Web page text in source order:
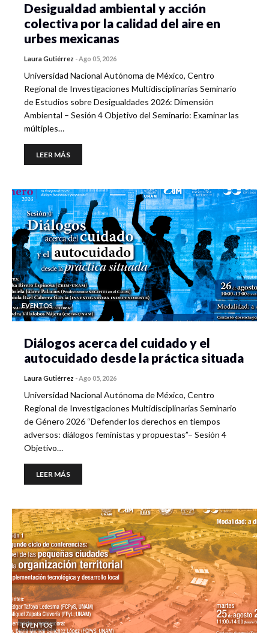
Desigualdad ambiental y acción
colectiva por la calidad del aire en
urbes mexicanas
Laura Gutiérrez -Ago 05, 2026
Universidad Nacional Autónoma de México, Centro
Regional de Investigaciones Multidisciplinarias Seminario
de Estudios sobre Desigualdades 2026: Dimensión
Ambiental – Sesión 4 Objetivo del Seminario: Examinar las
múltiples…
LEER MÁS
EVENTOS
Diálogos acerca del cuidado y el
autocuidado desde la práctica situada
Laura Gutiérrez -Ago 05, 2026
Universidad Nacional Autónoma de México, Centro
Regional de Investigaciones Multidisciplinarias Seminario
de Género 2026 “Defender los derechos en tiempos
adversos: diálogos feministas y propuestas”– Sesión 4
Objetivo…
LEER MÁS
EVENTOS